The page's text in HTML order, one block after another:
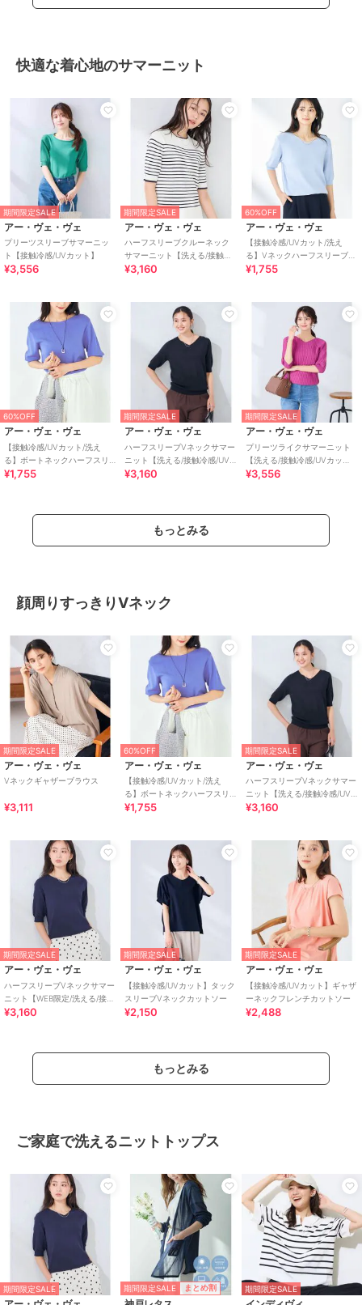
快適な着心地のサマーニット
期間限定SALE
アー・ヴェ・ヴェ
プリーツスリーブサマーニッ
ト【接触冷感/UVカット】
¥3,556
期間限定SALE
アー・ヴェ・ヴェ
ハーフスリーブクルーネック
サマーニット【洗える/接触冷
感/UVカット】
¥3,160
60%OFF
アー・ヴェ・ヴェ
【接触冷感/UVカット/洗え
る】Vネックハーフスリーブ美
ラクるサマーニット
¥1,755
60%OFF
アー・ヴェ・ヴェ
【接触冷感/UVカット/洗え
る】ボートネックハーフスリ
ーブ美ラクるサマーニット
¥1,755
期間限定SALE
アー・ヴェ・ヴェ
ハーフスリーブVネックサマー
ニット【洗える/接触冷感/UV
カット】
¥3,160
期間限定SALE
アー・ヴェ・ヴェ
プリーツライクサマーニット
【洗える/接触冷感/UVカッ
ト】
¥3,556
もっとみる
顔周りすっきりVネック
期間限定SALE
アー・ヴェ・ヴェ
Vネックギャザーブラウス
¥3,111
60%OFF
アー・ヴェ・ヴェ
【接触冷感/UVカット/洗え
る】ボートネックハーフスリ
ーブ美ラクるサマーニット
¥1,755
期間限定SALE
アー・ヴェ・ヴェ
ハーフスリーブVネックサマー
ニット【洗える/接触冷感/UV
カット】
¥3,160
期間限定SALE
アー・ヴェ・ヴェ
ハーフスリーブVネックサマー
ニット【WEB限定/洗える/接触
冷感/UVカット】
¥3,160
期間限定SALE
アー・ヴェ・ヴェ
【接触冷感/UVカット】タック
スリーブVネックカットソー
¥2,150
期間限定SALE
アー・ヴェ・ヴェ
【接触冷感/UVカット】ギャザ
ーネックフレンチカットソー
¥2,488
もっとみる
ご家庭で洗えるニットトップス
期間限定SALE 期間限定SALE まとめ割 期間限定SALE